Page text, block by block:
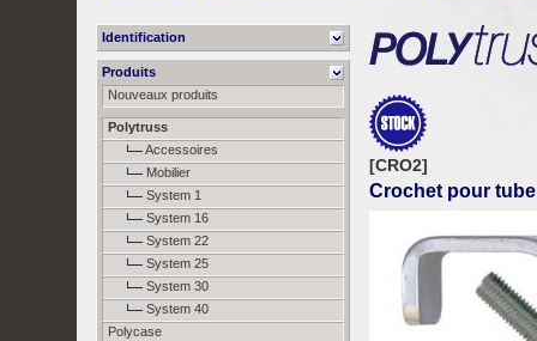
Identification
Produits
Nouveaux produits
Polytruss
Accessoires
Mobilier
System 1
System 16
System 22
System 25
System 30
System 40
Polycase
[CRO2]
Crochet pour tube